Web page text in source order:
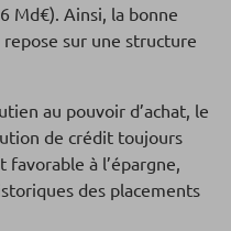
Md€). Ainsi, la bonne
repose sur une structure
au pouvoir d’achat, le
de crédit toujours
à l’épargne,
des placements